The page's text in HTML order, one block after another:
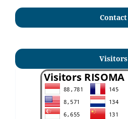
Contact
Visitors